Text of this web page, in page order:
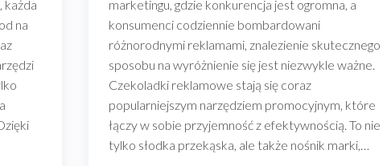
każda
na
marketingu, gdzie konkurencja jest ogromna, a
konsumenci codziennie bombardowani
różnorodnymi reklamami, znalezienie skutecznego
sposobu na wyróżnienie się jest niezwykle ważne.
Czekoladki reklamowe stają się coraz
popularniejszym narzędziem promocyjnym, które
łączy w sobie przyjemność z efektywnością. To nie
tylko słodka przekąska, ale także nośnik marki,…